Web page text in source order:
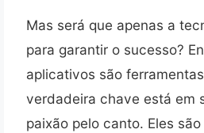
Mas será que apenas a
para garantir o sucesso?
aplicativos são
verdadeira chave está em
paixão pelo canto. Eles